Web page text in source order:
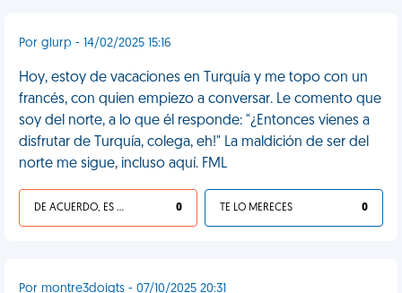
Por glurp - 14/02/2025 15:16
Hoy, estoy de vacaciones en Turquía y me topo con un
francés, con quien empiezo a conversar. Le comento que
soy del norte, a lo que él responde: "¿Entonces vienes a
disfrutar de Turquía, colega, eh!" La maldición de ser del
norte me sigue, incluso aquí. FML
DE ACUERDO, ES UNA VIDA HP 0 TE LO MERECES 0
Por montre3doigts - 07/10/2025 20:31